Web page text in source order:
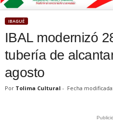
IBAGUÉ
IBAL modernizó
tubería de
agosto
Por Tolima Cultural - Fecha